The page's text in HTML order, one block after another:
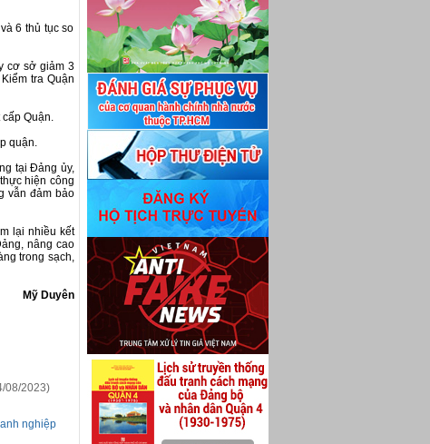
6 thủ tục so
cơ sở giảm 3
tra Quận
Quận.
quận.
tại Đảng ủy,
hiện công
vẫn đảm bảo
lại nhiều kết
nâng cao
trong sạch,
Mỹ Duyên
08/2023)
nghiệp